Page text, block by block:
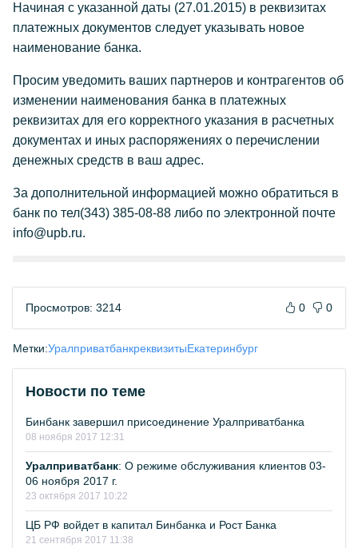
Начиная с указанной даты (27.01.2015) в реквизитах
платежных документов следует указывать новое
наименование банка.
Просим уведомить ваших партнеров и контрагентов об
изменении наименования банка в платежных
реквизитах для его корректного указания в расчетных
документах и иных распоряжениях о перечислении
денежных средств в ваш адрес.
За дополнительной информацией можно обратиться в
банк по тел(343) 385-08-88 либо по электронной почте
info@upb.ru.
Просмотров: 3214 0 0
Метки:УралприватбанкреквизитыЕкатеринбург
Новости по теме
Бинбанк завершил присоединение Уралприватбанка
08 ноября 2017 12:31
Уралприватбанк: О режиме обслуживания клиентов 03-
06 ноября 2017 г.
23 октября 2017 10:22
ЦБ РФ войдет в капитал Бинбанка и Рост Банка
21 сентября 2017 11:38